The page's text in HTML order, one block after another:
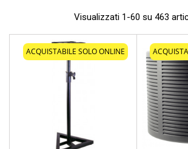
Visualizzati 1-60 su 463
ACQUISTABILE SOLO ONLINE